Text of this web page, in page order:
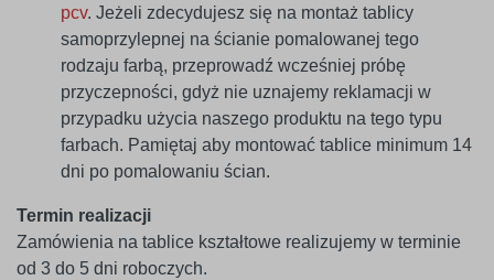
pcv. Jeżeli zdecydujesz się na montaż tablicy
samoprzylepnej na ścianie pomalowanej tego
rodzaju farbą, przeprowadź wcześniej próbę
przyczepności, gdyż nie uznajemy reklamacji w
przypadku użycia naszego produktu na tego typu
farbach. Pamiętaj aby montować tablice minimum 14
dni po pomalowaniu ścian.
Termin realizacji
Zamówienia na tablice kształtowe realizujemy w terminie
od 3 do 5 dni roboczych.